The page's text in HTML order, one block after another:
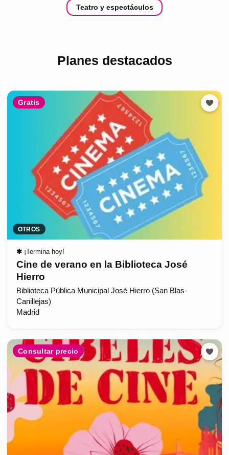
Teatro y espectáculos
Planes destacados
Gratis
OTROS
✱ ¡Termina hoy!
Cine de verano en la Biblioteca José
Hierro
Biblioteca Pública Municipal José Hierro (San Blas-
Canillejas)
Madrid
Consultar precio